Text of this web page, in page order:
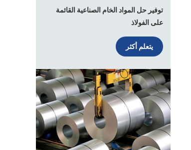
توفير حل المواد الخام الصناعية القائمة
على الفولاذ
يتعلم أكثر